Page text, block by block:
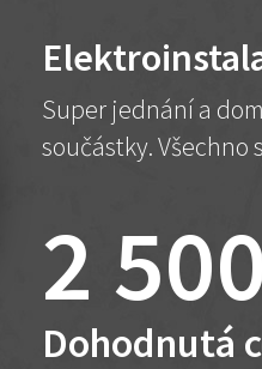
Super jednání a
součástky.
2
Dohodnutá